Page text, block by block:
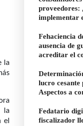
la
la
el
proveedores:
implementar
Fehaciencia
ausencia de
acreditar el
lucro cesante
Aspectos a
Fedatario
fiscalizador